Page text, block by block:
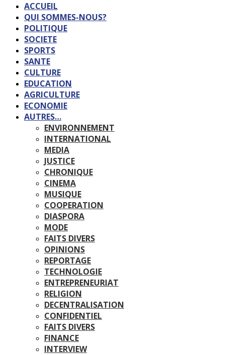
ACCUEIL
QUI SOMMES-NOUS?
POLITIQUE
SOCIETE
SPORTS
SANTE
CULTURE
EDUCATION
AGRICULTURE
ECONOMIE
AUTRES…
ENVIRONNEMENT
INTERNATIONAL
MEDIA
JUSTICE
CHRONIQUE
CINEMA
MUSIQUE
COOPERATION
DIASPORA
MODE
FAITS DIVERS
OPINIONS
REPORTAGE
TECHNOLOGIE
ENTREPRENEURIAT
RELIGION
DECENTRALISATION
CONFIDENTIEL
FAITS DIVERS
FINANCE
INTERVIEW